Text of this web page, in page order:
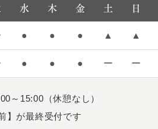
水 木 金 土 日
● ● ● ▲ ▲
● ● ● ー ー
～15:00（休憩なし）
】が最終受付です